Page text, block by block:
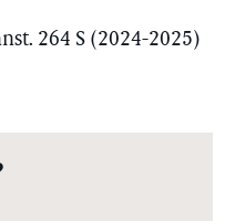
264 S (2024-2025)